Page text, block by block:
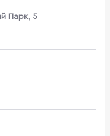
Парк, 5